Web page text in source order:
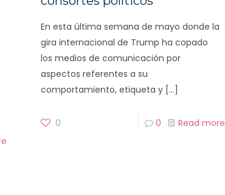
En esta última semana de mayo donde la
gira internacional de Trump ha copado
los medios de comunicación por
aspectos referentes a su
comportamiento, etiqueta y […]
0 0 Read more